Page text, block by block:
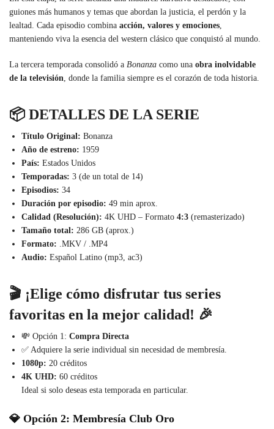
guiones más humanos y temas que abordan la justicia, el perdón y la
lealtad. Cada episodio combina acción, valores y emociones,
manteniendo viva la esencia del western clásico que conquistó al mundo.
La tercera temporada consolidó a Bonanza como una obra inolvidable
de la televisión , donde la familia siempre es el corazón de toda historia.
📦 DETALLES DE LA SERIE
Título Original: Bonanza
Año de estreno: 1959
País: Estados Unidos
Temporadas: 3 (de un total de 14)
Episodios: 34
Duración por episodio: 49 min aprox.
Calidad (Resolución): 4K UHD – Formato 4:3 (remasterizado)
Tamaño total: 286 GB (aprox.)
Formato: .MKV / .MP4
Audio: Español Latino (mp3, ac3)
🎬 ¡Elige cómo disfrutar tus series
favoritas en la mejor calidad! 🎉
💸 Opción 1: Compra Directa
✅ Adquiere la serie individual sin necesidad de membresía.
1080p: 20 créditos
4K UHD: 60 créditos
Ideal si solo deseas esta temporada en particular.
💎 Opción 2: Membresía Club Oro